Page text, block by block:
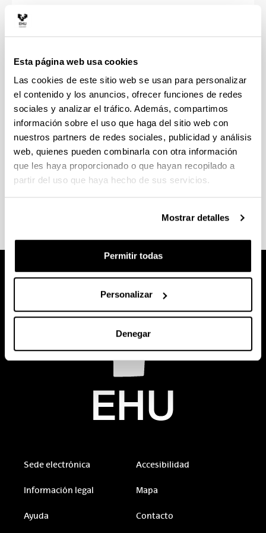
Esta página web usa cookies
Las cookies de este sitio web se usan para personalizar
el contenido y los anuncios, ofrecer funciones de redes
sociales y analizar el tráfico. Además, compartimos
información sobre el uso que haga del sitio web con
nuestros partners de redes sociales, publicidad y análisis
web, quienes pueden combinarla con otra información
que les haya proporcionado o que hayan recopilado a
partir del uso que haya hecho de sus servicios.
Mostrar detalles
Permitir todas
Personalizar
Denegar
Adelanto de convocatoria de
exámenes (mayo a enero y
julio a mayo)
Mayo a enero:13 de octubre al 27 de noviembre
de 2026
Julio a mayo:22 de febrero a 26 de marzo de
2027
(Abre una nueva ventana)
Solicitud para fin de carrera(PDF , 365,27
Sede electrónica Accesibilidad
Información legal Mapa
Ayuda Contacto